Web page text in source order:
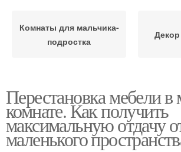
Комнаты для мальчика-
подростка
Перестановка мебели в
комнате. Как получить
максимальную отдачу
маленького